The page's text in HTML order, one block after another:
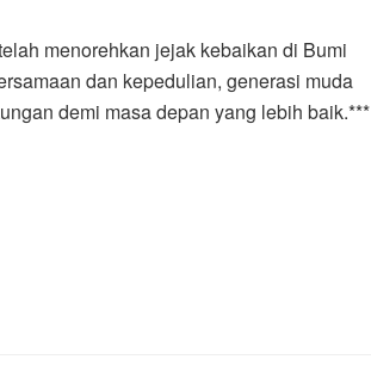
menorehkan jejak kebaikan di Bumi
dan kepedulian, generasi muda
demi masa depan yang lebih baik.***